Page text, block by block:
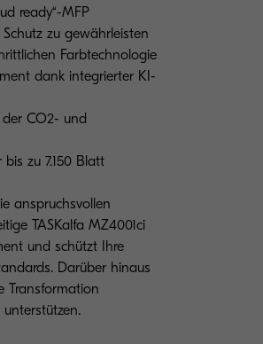
ready“-MFP
zu gewährleisten
Farbtechnologie
dank integrierter KI-
CO2- und
zu 7.150 Blatt
anspruchsvollen
TASKalfa MZ4001ci
und schützt Ihre
Darüber hinaus
Transformation